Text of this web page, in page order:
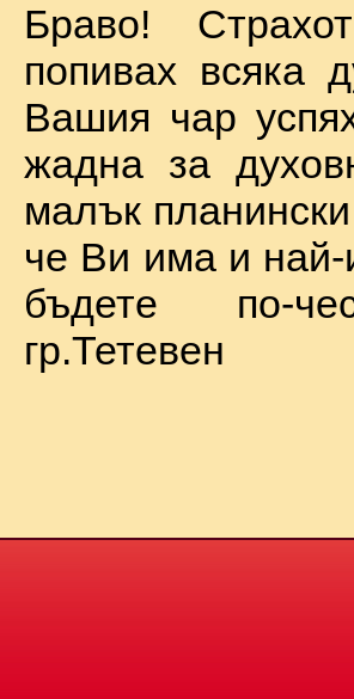
Браво!
попивах всяка
Вашия чар
жадна за
малък
че Ви има и
бъдете по-
гр.Тетевен